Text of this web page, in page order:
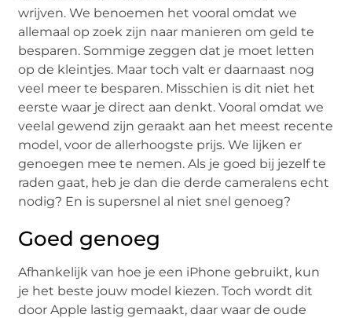
wrijven. We benoemen het vooral omdat we
allemaal op zoek zijn naar manieren om geld te
besparen. Sommige zeggen dat je moet letten
op de kleintjes. Maar toch valt er daarnaast nog
veel meer te besparen. Misschien is dit niet het
eerste waar je direct aan denkt. Vooral omdat we
veelal gewend zijn geraakt aan het meest recente
model, voor de allerhoogste prijs. We lijken er
genoegen mee te nemen. Als je goed bij jezelf te
raden gaat, heb je dan die derde cameralens echt
nodig? En is supersnel al niet snel genoeg?
Goed genoeg
Afhankelijk van hoe je een iPhone gebruikt, kun
je het beste jouw model kiezen. Toch wordt dit
door Apple lastig gemaakt, daar waar de oude